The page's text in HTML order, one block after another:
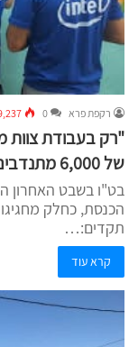
רקפת פרא 0
"רק בעבודת צוות
של 6,000 מתנדבים"
תקדים:…
קרא עוד